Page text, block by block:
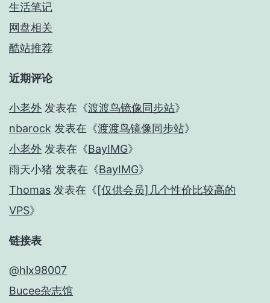
生活笔记
网盘相关
酷站推荐
近期评论
小老外 发表在《渡渡鸟镜像同步站》
nbarock 发表在《渡渡鸟镜像同步站》
小老外 发表在《BayIMG》
雨天小猪 发表在《BayIMG》
Thomas 发表在《[仅供会员]几个性价比较高的
VPS》
链接表
@hlx98007
Bucee杂志馆